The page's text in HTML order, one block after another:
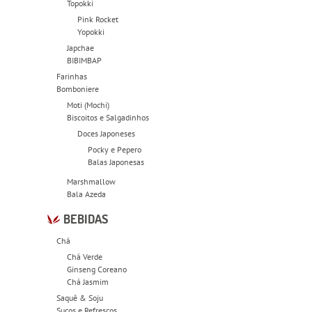
Topokki
Pink Rocket
Yopokki
Japchae
BIBIMBAP
Farinhas
Bomboniere
Moti (Mochi)
Biscoitos e Salgadinhos
Doces Japoneses
Pocky e Pepero
Balas Japonesas
Marshmallow
Bala Azeda
BEBIDAS
Chá
Chá Verde
Ginseng Coreano
Chá Jasmim
Saquê & Soju